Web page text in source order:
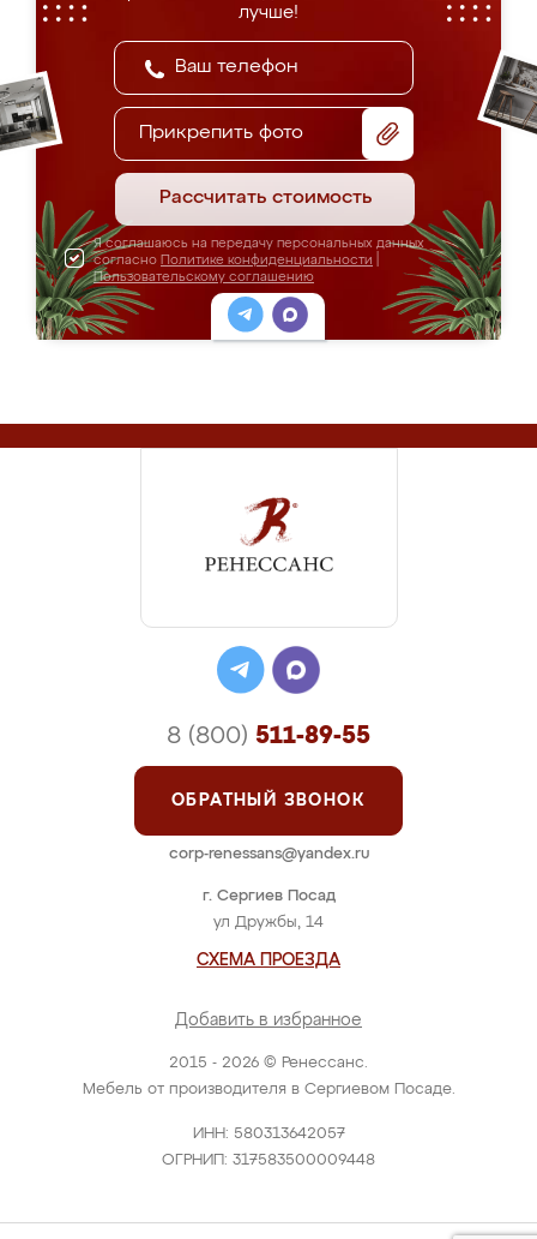
лучше!
Прикрепить фото
Рассчитать стоимость
Я соглашаюсь на передачу персональных данных
согласно Политике конфиденциальности
Пользовательскому соглашению
2015 - 2026 © Ренессанс.
Мебель от производителя в Сергиевом Посаде.
ИНН: 580313642057
ОГРНИП: 317583500009448
г. Сергиев Посад
ул Дружбы, 14
СХЕМА ПРОЕЗДА
Добавить в избранное
8 (800) 511-89-55
ОБРАТНЫЙ ЗВОНОК
corp-renessans@yandex.ru